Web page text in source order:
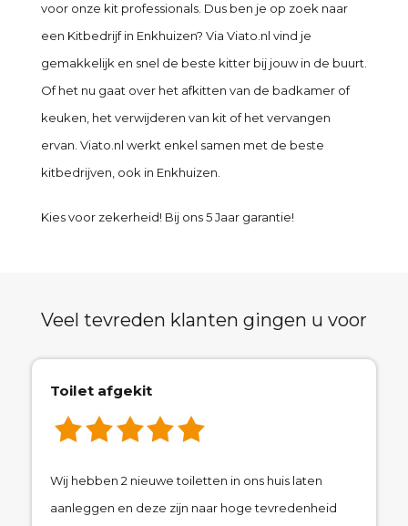
voor onze kit professionals. Dus ben je op zoek naar
een Kitbedrijf in Enkhuizen? Via Viato.nl vind je
gemakkelijk en snel de beste kitter bij jouw in de buurt.
Of het nu gaat over het afkitten van de badkamer of
keuken, het verwijderen van kit of het vervangen
ervan. Viato.nl werkt enkel samen met de beste
kitbedrijven, ook in Enkhuizen.
Kies voor zekerheid! Bij ons 5 Jaar garantie!
Veel tevreden klanten gingen u voor
Toilet afgekit
Wij hebben 2 nieuwe toiletten in ons huis laten
aanleggen en deze zijn naar hoge tevredenheid